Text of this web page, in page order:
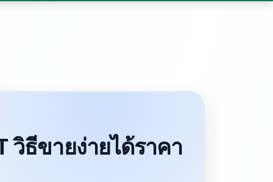
ธีขายง่ายได้ราคา